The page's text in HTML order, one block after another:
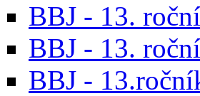
BBJ - 13.
BBJ - 13.
BBJ -